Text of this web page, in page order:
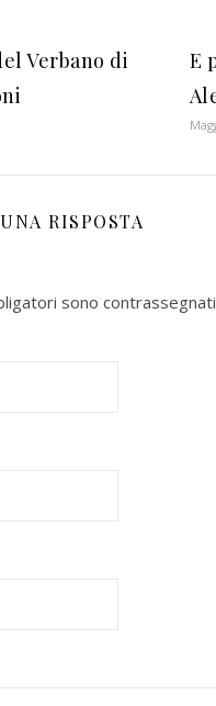
Verbano di
E
RISPOSTA
sono contrassegnati